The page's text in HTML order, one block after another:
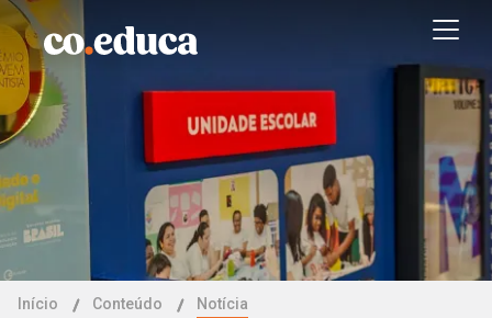
Início Conteúdo Notícia